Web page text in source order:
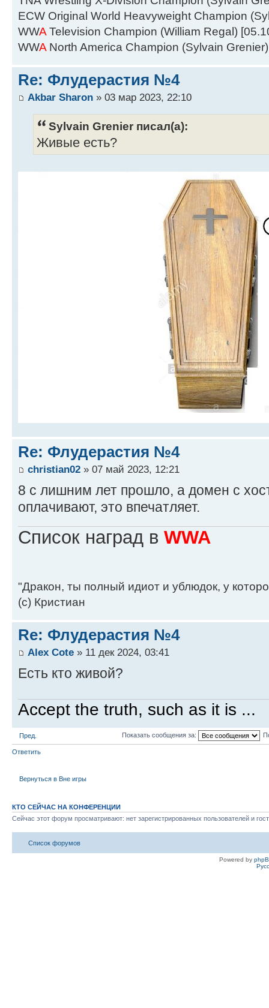
ECW Original World Heavyweight Champion
WWA Television Champion (William Regal)
WWA North America Champion (Sylvain
Re: Флудерастия №4
Akbar Sharon » 03 мар 2023, 22:10
Sylvain Grenier писал(а):
Живые есть?
Re: Флудерастия №4
christian02 » 07 май 2023, 12:21
8 с лишним лет прошло, а домен с
оплачивают, это впечатляет.
Список наград в WWA
"Дракон, ты полный идиот и ублюдок, у
(с) Кристиан
Re: Флудерастия №4
Alex Cote » 11 дек 2024, 03:41
Есть кто живой?
Accept the truth, such as it is ...
Пред. Показать сообщения за:
Ответить
Вернуться в Вне игры
КТО СЕЙЧАС НА КОНФЕРЕНЦИИ
Сейчас этот форум просматривают: нет зарегистрированных пользователей и
Список форумов
Powered by